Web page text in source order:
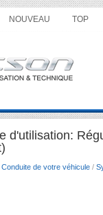
NOUVEAU TOP
d'utilisation:
Conduite de votre véhicule /